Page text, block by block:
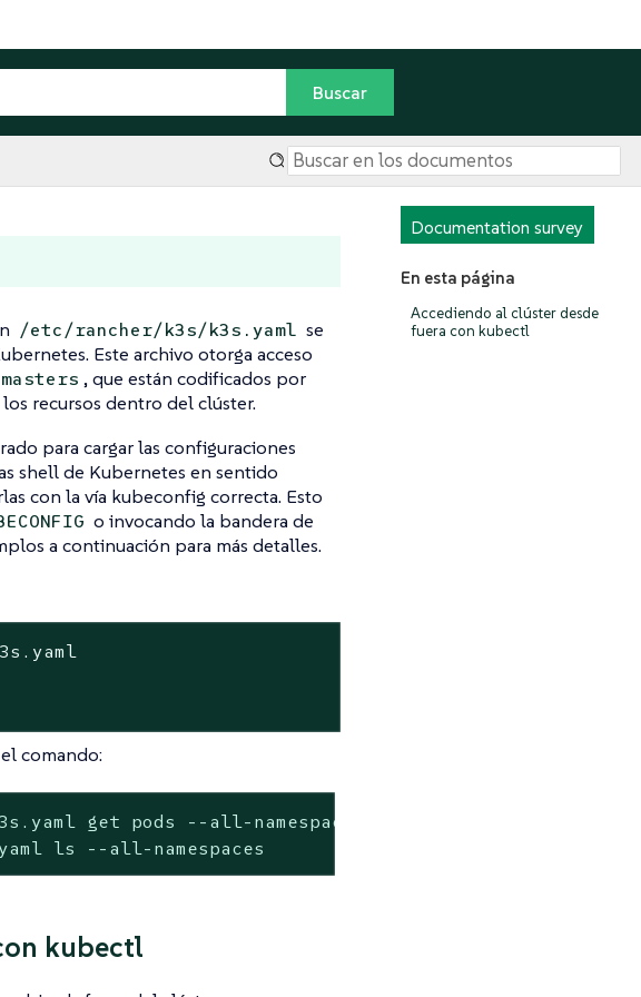
Documentation survey
En esta página
Accediendo al clúster desde
fuera con kubectl
/etc/rancher/k3s/k3s.yaml se
Este archivo otorga acceso
, que están codificados por
recursos dentro del clúster.
para cargar las configuraciones
shell de Kubernetes en sentido
con la vía kubeconfig correcta. Esto
o invocando la bandera de
a continuación para más detalles.
comando:
get pods --all-namespaces
ls --all-namespaces
kubectl